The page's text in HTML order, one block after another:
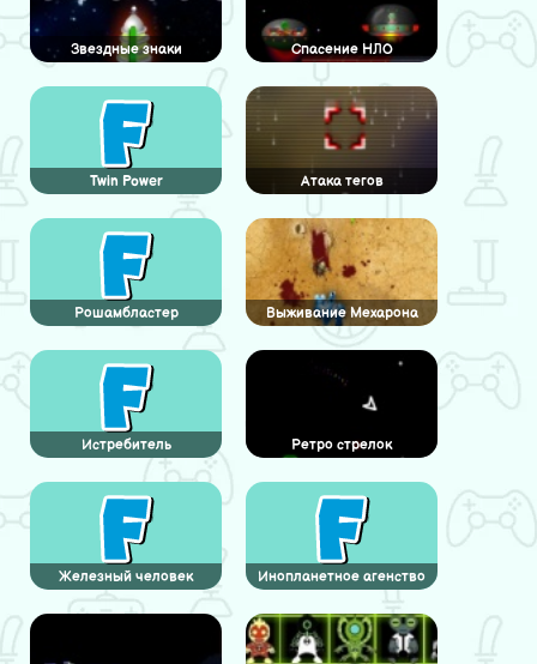
Звездные знаки Спасение НЛО
Twin Power Атака тегов
Рошамбластер Выживание Мехарона
Истребитель Ретро стрелок
Железный человек Инопланетное агенство